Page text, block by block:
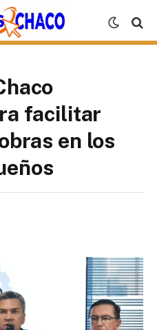
facilitar
en los